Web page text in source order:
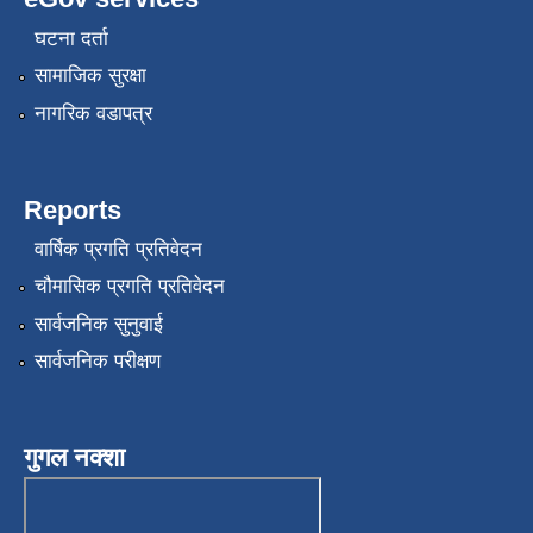
घटना दर्ता
सामाजिक सुरक्षा
नागरिक वडापत्र
Reports
वार्षिक प्रगति प्रतिवेदन
चौमासिक प्रगति प्रतिवेदन
सार्वजनिक सुनुवाई
सार्वजनिक परीक्षण
गुगल नक्शा